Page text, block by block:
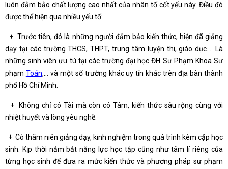
luôn đảm bảo chất lượng cao nhất của nhân tố cốt yếu này. Điều đó
được thể hiện qua nhiều yếu tố:
+ Trước tiên, đó là những người đảm bảo kiến thức, hiện đã giảng
dạy tại các trường THCS, THPT, trung tâm luyện thi, giáo dục…. Là
những sinh viên ưu tú tại các trường đại học ĐH Sư Phạm Khoa Sư
phạm Toán,… và một số trường khác uy tín khác trên địa bàn thành
phố Hồ Chí Minh.
+ Không chỉ có Tài mà còn có Tâm, kiến thức sâu rộng cùng với
nhiệt huyết và lòng yêu nghề.
+ Có thâm niên giảng dạy, kinh nghiệm trong quá trình kèm cặp học
sinh. Kịp thời nắm bắt năng lực học tập cũng như tâm lí riêng của
từng học sinh để đưa ra mức kiến thức và phương pháp sư phạm